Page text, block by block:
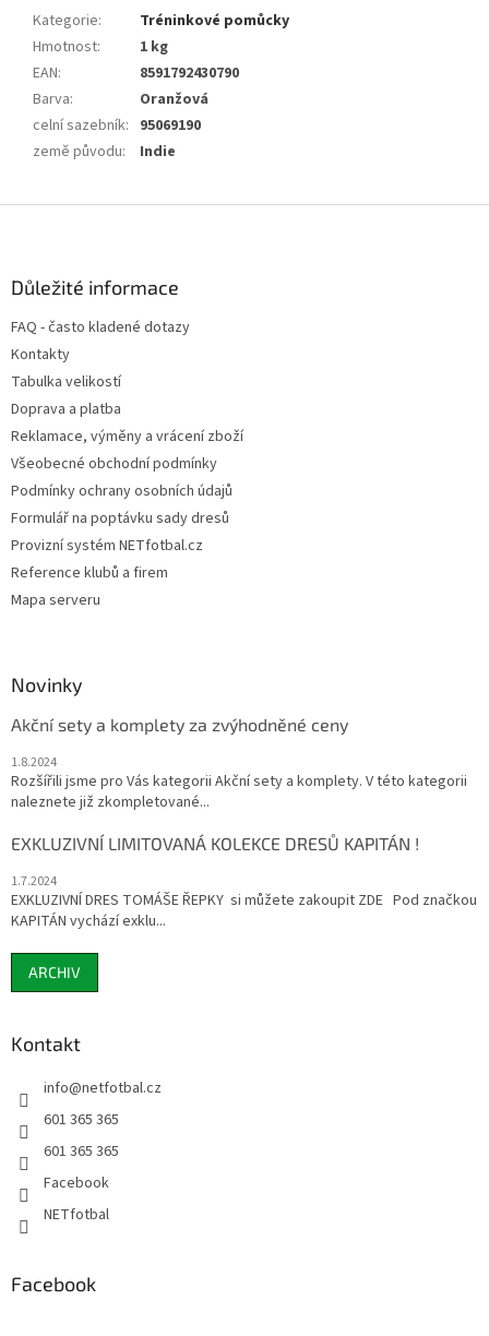
Kategorie:
Tréninkové pomůcky
Hmotnost:
1 kg
EAN:
8591792430790
Barva:
Oranžová
celní sazebník: 95069190
země původu: Indie
Důležité informace
FAQ - často kladené dotazy
Kontakty
Tabulka velikostí
Doprava a platba
Reklamace, výměny a vrácení zboží
Všeobecné obchodní podmínky
Podmínky ochrany osobních údajů
Formulář na poptávku sady dresů
Provizní systém NETfotbal.cz
Reference klubů a firem
Mapa serveru
Novinky
Akční sety a komplety za zvýhodněné ceny
1.8.2024
Rozšířili jsme pro Vás kategorii Akční sety a komplety. V této kategorii
naleznete již zkompletované...
EXKLUZIVNÍ LIMITOVANÁ KOLEKCE DRESŮ KAPITÁN !
1.7.2024
EXKLUZIVNÍ DRES TOMÁŠE ŘEPKY si můžete zakoupit ZDE Pod značkou
KAPITÁN vychází exklu...
ARCHIV
Kontakt
info@netfotbal.cz
601 365 365
601 365 365
Facebook
NETfotbal
Facebook